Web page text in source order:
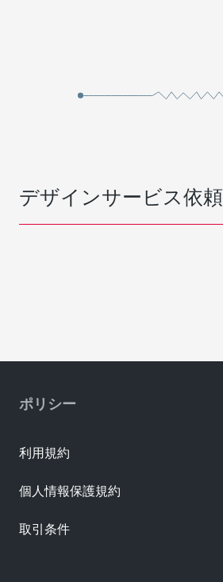
デザインサービス依頼
ポリシー
利用規約
個人情報保護規約
取引条件